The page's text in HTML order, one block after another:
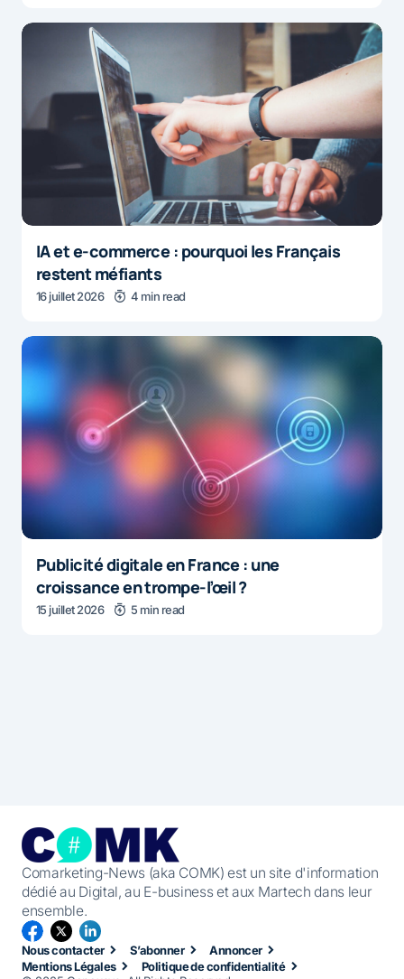
IA et e-commerce : pourquoi les Français
restent méfiants
16 juillet 2026 4 min read
Publicité digitale en France : une
croissance en trompe-l’œil ?
15 juillet 2026 5 min read
Comarketing-News (aka COMK) est un site d'information
dédié au Digital, au E-business et aux Martech dans leur
ensemble.
Nous contacter S’abonner
Annoncer
Mentions Légales
Politique de confidentialité